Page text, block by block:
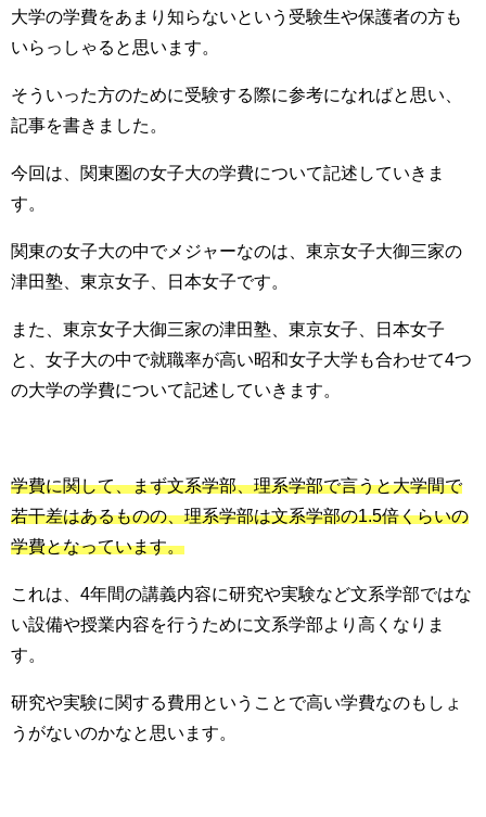
大学の学費をあまり知らないという受験生や保護者の方も
いらっしゃると思います。
そういった方のために受験する際に参考になればと思い、
記事を書きました。
今回は、関東圏の女子大の学費について記述していきま
す。
関東の女子大の中でメジャーなのは、東京女子大御三家の
津田塾、東京女子、日本女子です。
また、東京女子大御三家の津田塾、東京女子、日本女子
と、女子大の中で就職率が高い昭和女子大学も合わせて4つ
の大学の学費について記述していきます。
学費に関して、まず文系学部、理系学部で言うと大学間で
若干差はあるものの、理系学部は文系学部の1.5倍くらいの
学費となっています。
これは、4年間の講義内容に研究や実験など文系学部ではな
い設備や授業内容を行うために文系学部より高くなりま
す。
研究や実験に関する費用ということで高い学費なのもしょ
うがないのかなと思います。